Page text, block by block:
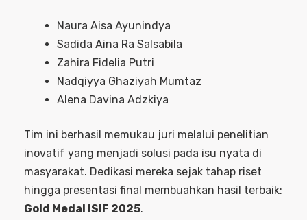
Naura Aisa Ayunindya
Sadida Aina Ra Salsabila
Zahira Fidelia Putri
Nadqiyya Ghaziyah Mumtaz
Alena Davina Adzkiya
Tim ini berhasil memukau juri melalui penelitian
inovatif yang menjadi solusi pada isu nyata di
masyarakat. Dedikasi mereka sejak tahap riset
hingga presentasi final membuahkan hasil terbaik:
Gold Medal ISIF 2025.